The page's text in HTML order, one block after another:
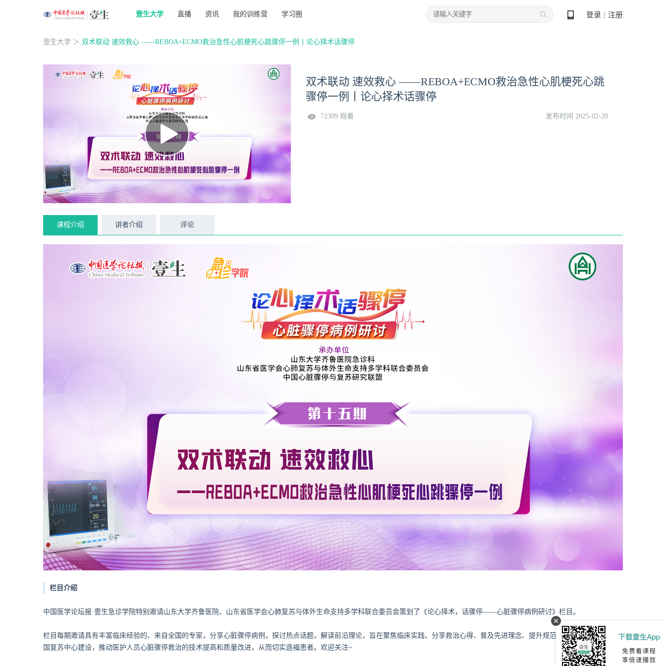
壹生大学 直播 资讯 我的训练营 学习圈 登录 注册
壹生大学 ＞ 双术联动 速效救心 ——REBOA+ECMO救治急性心肌梗死心跳骤停一例丨论心择术话骤停
双术联动 速效救心 ——REBOA+ECMO救治急性心肌梗死心跳
骤停一例丨论心择术话骤停
72309 观看 发布时间 2025-02-20
课程介绍 讲者介绍 评论
栏目介绍
中国医学论坛报·壹生急诊学院特别邀请山东大学齐鲁医院、山东省医学会心肺复苏与体外生命支持多学科联合委员会策划了《论心择术，话骤停——心脏骤停病例研讨》栏目。
栏目每期邀请具有丰富临床经验的、来自全国的专家，分享心脏骤停病例，探讨热点话题，解读前沿理论，旨在聚焦临床实践、分享救治心得、普及先进理念、提升规范化诊疗水平、促进全
国复苏中心建设，推动医护人员心脏骤停救治的技术提高和质量改进，从而切实造福患者。欢迎关注~